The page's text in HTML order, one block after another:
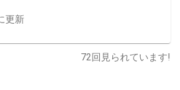
更新
72回見られています!